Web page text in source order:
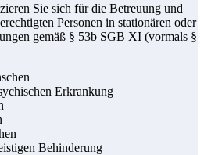
Sie sich für die Betreuung und
Personen in stationären oder
gemäß § 53b SGB XI (vormals §
Erkrankung
Behinderung